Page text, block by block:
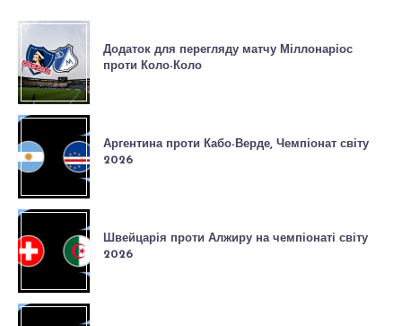
Додаток для перегляду матчу Міллонаріос
проти Коло-Коло
Аргентина проти Кабо-Верде, Чемпіонат світу
2026
Швейцарія проти Алжиру на чемпіонаті світу
2026